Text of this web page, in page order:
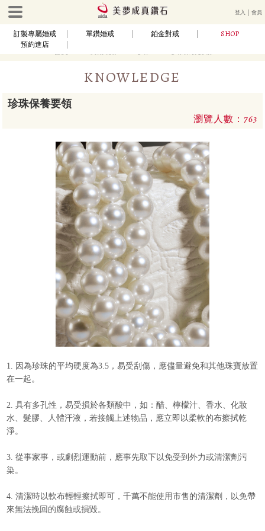
登入 │會員
訂製專屬婚戒 單鑽婚戒 鉑金對戒 SHOP
預約進店
首頁
KNOWLEDGE
珍珠保養要領
瀏覽人數：763
1. 因為珍珠的平均硬度為3.5，易受刮傷，應儘量避免和其他珠寶放置
在一起。
2. 具有多孔性，易受損於各類酸中，如：醋、檸檬汁、香水、化妝
水、髮膠、人體汗液，若接觸上述物品，應立即以柔軟的布擦拭乾
淨。
3. 從事家事，或劇烈運動前，應事先取下以免受到外力或清潔劑污
染。
4. 清潔時以軟布輕輕擦拭即可，千萬不能使用市售的清潔劑，以免帶
來無法挽回的腐蝕或損毀。